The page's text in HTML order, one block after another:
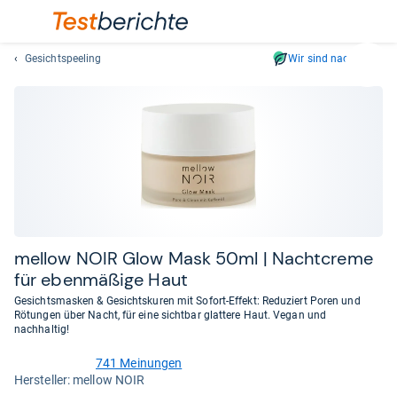
sich
Gesichtspeeling Wir sind nachhaltig
mel­low NOIR Glow Mask 50ml | Nacht­creme
für eben­mä­ßige Haut
Gesichtsmasken & Gesichtskuren mit Sofort-Effekt: Reduziert Poren und
Rötungen über Nacht, für eine sichtbar glattere Haut. Vegan und
nachhaltig!
von
741 Meinungen
Her­stel­ler: mellow NOIR